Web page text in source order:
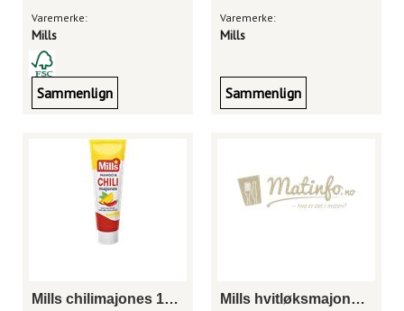
Varemerke:
Mills
Sammenlign
Varemerke:
Mills
Sammenlign
Mills chilimajones 100g Mills hvitløksmajones 95g